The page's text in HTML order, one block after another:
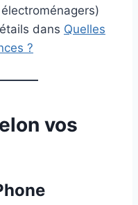
dans Quelles
?
vos